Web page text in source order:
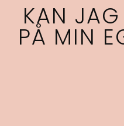
KAN
PÅ MIN